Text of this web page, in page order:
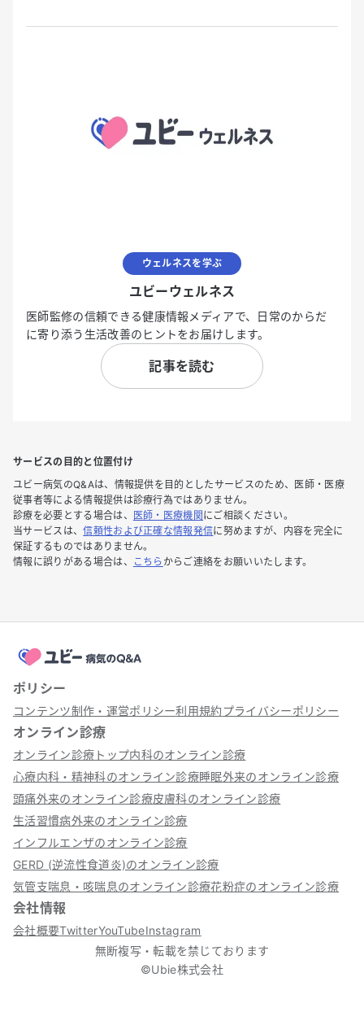
ウェルネスを学ぶ
ユビーウェルネス
医師監修の信頼できる健康情報メディアで、日常のからだ
に寄り添う生活改善のヒントをお届けします。
記事を読む
サービスの目的と位置付け
ユビー病気のQ&Aは、情報提供を目的としたサービスのため、医師・医療
従事者等による情報提供は診療行為ではありません。
診療を必要とする場合は、
医師・医療機関 にご相談ください。
当サービスは、信頼性および正確な情報発信に努めますが、内容を完全に
保証するものではありません。
情報に誤りがある場合は、
こちら からご連絡をお願いいたします。
ポリシー
コンテンツ制作・運営ポリシー利用規約プライバシーポリシー
オンライン診療
オンライン診療トップ内科のオンライン診療
心療内科・精神科のオンライン診療睡眠外来のオンライン診療
頭痛外来のオンライン診療皮膚科のオンライン診療
生活習慣病外来のオンライン診療
インフルエンザのオンライン診療
GERD (逆流性食道炎)のオンライン診療
気管支喘息・咳喘息のオンライン診療花粉症のオンライン診療
会社情報
会社概要TwitterYouTubeInstagram
無断複写・転載を禁じております
©Ubie株式会社